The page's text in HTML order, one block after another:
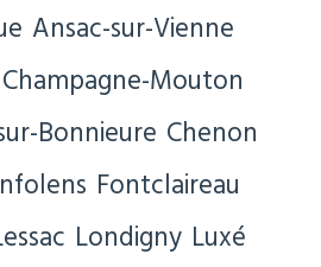
Ansac-sur-Vienne
Champagne-Mouton
Bonnieure Chenon
Fontclaireau
Londigny Luxé